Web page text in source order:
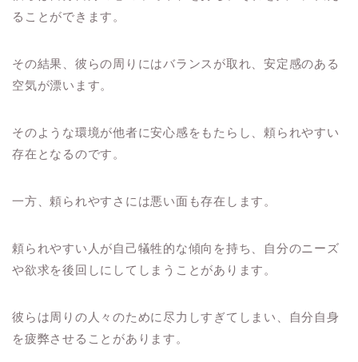
ることができます。
その結果、彼らの周りにはバランスが取れ、安定感のある
空気が漂います。
そのような環境が他者に安心感をもたらし、頼られやすい
存在となるのです。
一方、頼られやすさには悪い面も存在します。
頼られやすい人が自己犠牲的な傾向を持ち、自分のニーズ
や欲求を後回しにしてしまうことがあります。
彼らは周りの人々のために尽力しすぎてしまい、自分自身
を疲弊させることがあります。